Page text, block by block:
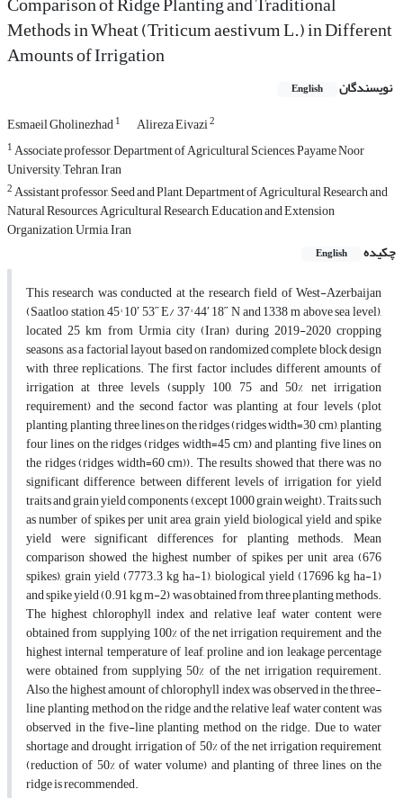
Methods in Wheat (Triticum aestivum L.) in Different
Amounts of Irrigation
نویسندگان English
Esmaeil Gholinezhad1 Alireza Eivazi2
1Associate professor, Department of Agricultural Sciences, Payame Noor
University, Tehran, Iran
2Assistant professor, Seed and Plant, Department of Agricultural Research and
Natural Resources, Agricultural Research, Education and Extension
Organization, Urmia, Iran
چکیده
English
This research was conducted at the research field of West-Azerbaijan
(Saatloo station, 45° 10′ 53˝ E/ 37° 44′ 18˝ N and 1338 m above sea level),
located 25 km from Urmia city (Iran) during 2019-2020 cropping
seasons, as a factorial layout based on randomized complete block design
with three replications. The first factor includes different amounts of
irrigation at three levels (supply 100, 75 and 50% net irrigation
requirement) and the second factor was planting at four levels (plot
planting, planting three lines on the ridges (ridges width=30 cm), planting
four lines on the ridges (ridges width=45 cm) and planting five lines on
the ridges (ridges width=60 cm)). The results showed that there was no
significant difference between different levels of irrigation for yield
traits and grain yield components (except 1000 grain weight). Traits such
as number of spikes per unit area, grain yield, biological yield and spike
yield were significant differences for planting methods. Mean
comparison showed the highest number of spikes per unit area (676
spikes), grain yield (7773.3 kg ha-1), biological yield (17696 kg ha-1)
and spike yield (0.91 kg m-2) was obtained from three planting methods.
The highest chlorophyll index and relative leaf water content were
obtained from supplying 100% of the net irrigation requirement and the
highest internal temperature of leaf, proline and ion leakage percentage
were obtained from supplying 50% of the net irrigation requirement.
Also, the highest amount of chlorophyll index was observed in the three-
line planting method on the ridge and the relative leaf water content was
observed in the five-line planting method on the ridge. Due to water
shortage and drought, irrigation of 50% of the net irrigation requirement
(reduction of 50% of water volume) and planting of three lines on the
ridge is recommended.